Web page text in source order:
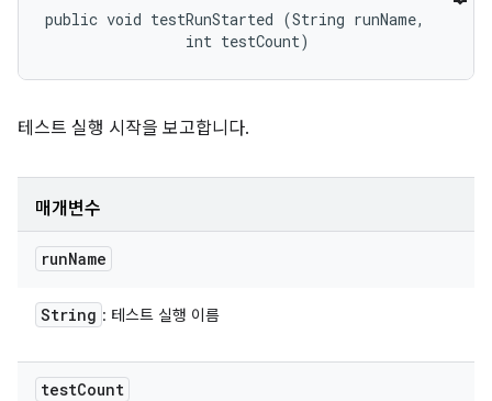
public void testRunStarted (String runName,
                int testCount)
테스트 실행 시작을 보고합니다.
매개변수
runName
String : 테스트 실행 이름
testCount